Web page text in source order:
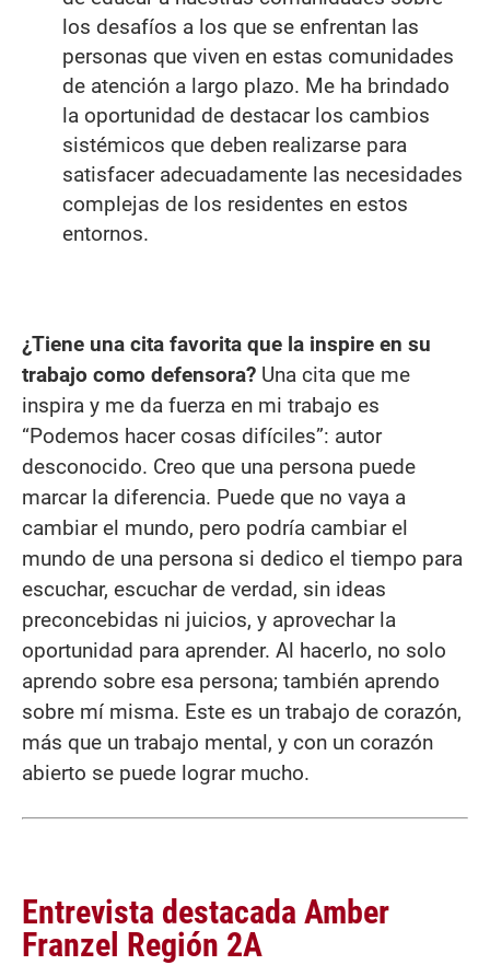
los desafíos a los que se enfrentan las
personas que viven en estas comunidades
de atención a largo plazo. Me ha brindado
la oportunidad de destacar los cambios
sistémicos que deben realizarse para
satisfacer adecuadamente las necesidades
complejas de los residentes en estos
entornos.
¿Tiene una cita favorita que la inspire en su
trabajo como defensora? Una cita que me
inspira y me da fuerza en mi trabajo es
“Podemos hacer cosas difíciles”: autor
desconocido. Creo que una persona puede
marcar la diferencia. Puede que no vaya a
cambiar el mundo, pero podría cambiar el
mundo de una persona si dedico el tiempo para
escuchar, escuchar de verdad, sin ideas
preconcebidas ni juicios, y aprovechar la
oportunidad para aprender. Al hacerlo, no solo
aprendo sobre esa persona; también aprendo
sobre mí misma. Este es un trabajo de corazón,
más que un trabajo mental, y con un corazón
abierto se puede lograr mucho.
Entrevista destacada Amber
Franzel Región 2A